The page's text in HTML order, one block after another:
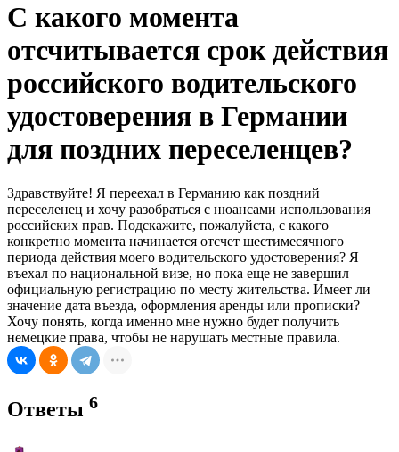
С какого момента
отсчитывается срок действия
российского водительского
удостоверения в Германии
для поздних переселенцев?
Здравствуйте! Я переехал в Германию как поздний
переселенец и хочу разобраться с нюансами использования
российских прав. Подскажите, пожалуйста, с какого
конкретно момента начинается отсчет шестимесячного
периода действия моего водительского удостоверения? Я
въехал по национальной визе, но пока еще не завершил
официальную регистрацию по месту жительства. Имеет ли
значение дата въезда, оформления аренды или прописки?
Хочу понять, когда именно мне нужно будет получить
немецкие права, чтобы не нарушать местные правила.
Ответы 6